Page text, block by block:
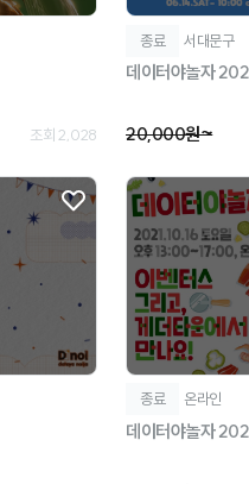
조회 2,028
종료 서대문구
데이터야놀자
20,000원~
종료 온라인
데이터야놀자